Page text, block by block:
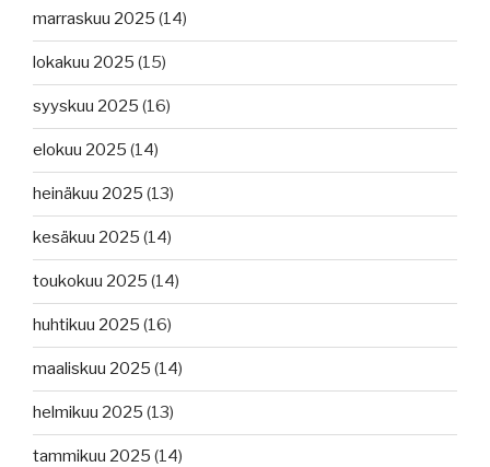
marraskuu 2025 (14)
lokakuu 2025 (15)
syyskuu 2025 (16)
elokuu 2025 (14)
heinäkuu 2025 (13)
kesäkuu 2025 (14)
toukokuu 2025 (14)
huhtikuu 2025 (16)
maaliskuu 2025 (14)
helmikuu 2025 (13)
tammikuu 2025 (14)